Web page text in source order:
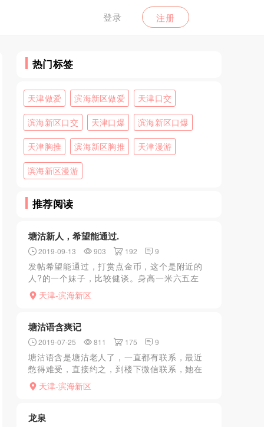
登录 注册
热门标签
天津做爱 滨海新区做爱 天津口交
滨海新区口交 天津口爆 滨海新区口爆
天津胸推 滨海新区胸推 天津漫游
滨海新区漫游
推荐阅读
塘沽新人，希望能通过.
2019-09-13 903 192 9
发帖希望能通过，打赏点金币，这个是附近的
人?的一个妹子，比较健谈。身高一米六五左
右，比较高挑，胸也很大，自己租的房子，说
是刚刚出来做的，QQ约到妹子家里，陪着一起
天津-滨海新区
塘沽语含爽记
2019-07-25 811 175 9
塘沽语含是塘沽老人了，一直都有联系，最近
憋得难受，直接约之，到楼下微信联系，她在
楼上给按电梯开楼门，有门禁，然后坐电梯上
楼，进屋看到穿着薄纱睡裙，大屁股很诱人，
天津-滨海新区
龙泉